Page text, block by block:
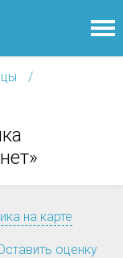
на карте
оценку